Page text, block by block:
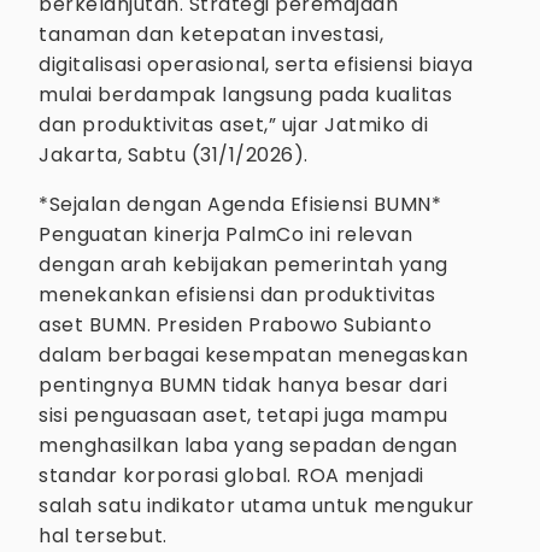
tanaman dan ketepatan investasi,
digitalisasi operasional, serta efisiensi biaya
mulai berdampak langsung pada kualitas
dan produktivitas aset,” ujar Jatmiko di
Jakarta, Sabtu (31/1/2026).
*Sejalan dengan Agenda Efisiensi BUMN*
Penguatan kinerja PalmCo ini relevan
dengan arah kebijakan pemerintah yang
menekankan efisiensi dan produktivitas
aset BUMN. Presiden Prabowo Subianto
dalam berbagai kesempatan menegaskan
pentingnya BUMN tidak hanya besar dari
sisi penguasaan aset, tetapi juga mampu
menghasilkan laba yang sepadan dengan
standar korporasi global. ROA menjadi
salah satu indikator utama untuk mengukur
hal tersebut.